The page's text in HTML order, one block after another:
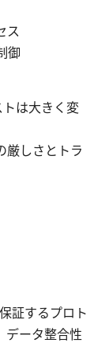
ス
御
は大きく変
厳しさとトラ
証するプロト
データ整合性